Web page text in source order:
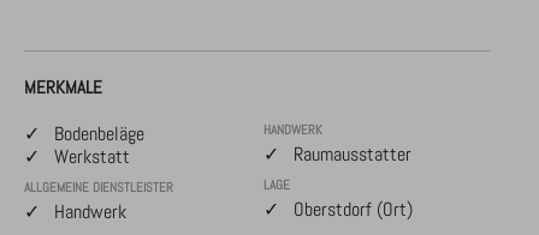
MERKMALE
✓ Bodenbeläge
✓ Werkstatt
ALLGEMEINE DIENSTLEISTER
✓ Handwerk
HANDWERK
✓ Raumausstatter
LAGE
✓ Oberstdorf (Ort)